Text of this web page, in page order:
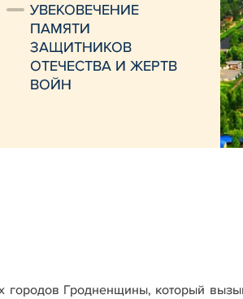
УВЕКОВЕЧЕНИЕ
ПАМЯТИ
ЗАЩИТНИКОВ
ОТЕЧЕСТВА И ЖЕРТВ
ВОЙН
Гродненщины, который